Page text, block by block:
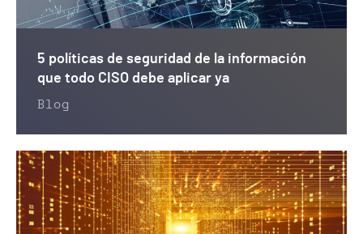
5 políticas de seguridad de la información
que todo CISO debe aplicar ya
Blog